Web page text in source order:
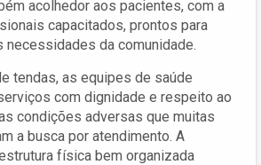
acolhedor aos pacientes, com a
capacitados, prontos para
necessidades da comunidade.
tendas, as equipes de saúde
com dignidade e respeito ao
condições adversas que muitas
a busca por atendimento. A
física bem organizada